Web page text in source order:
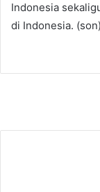
Indonesia
di Indonesia. (son)